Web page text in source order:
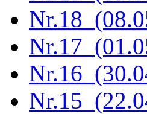
Nr.18
Nr.17
Nr.16
Nr.15